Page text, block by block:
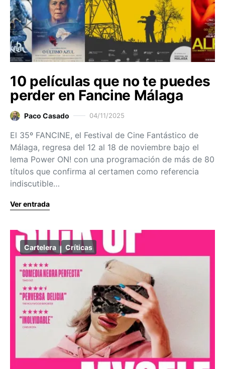
10 películas que no te puedes
perder en Fancine Málaga
Paco Casado 04/11/2025
El 35º FANCINE, el Festival de Cine Fantástico de
Málaga, regresa del 12 al 18 de noviembre bajo el
lema Power ON! con una programación de más de 80
títulos que confirma al certamen como referencia
indiscutible…
Ver entrada
Cartelera Críticas